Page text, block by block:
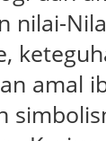
nilai-
amal